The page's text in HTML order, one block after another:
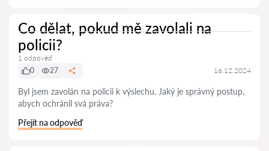
Co dělat, pokud mě zavolali na
policii?
1 odpověď
0
27 16.12.2024
Byl jsem zavolán na policii k výslechu. Jaký je správný postup,
abych ochránil svá práva?
Přejít na odpověď